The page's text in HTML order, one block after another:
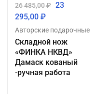
26 485,00₽ 23
295,00 ₽
Авторские подарочные
Складной нож
«ФИНКА НКВД»
Дамаск кованый
-ручная работа